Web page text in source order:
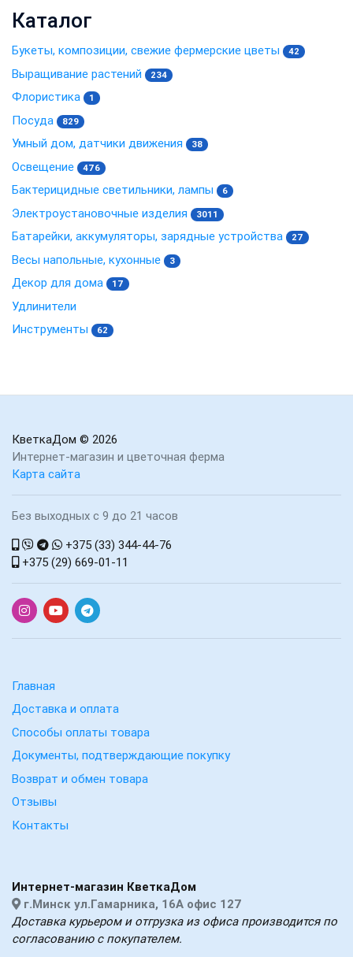
Каталог
Букеты, композиции, свежие фермерские цветы 42
Выращивание растений 234
Флористика 1
Посуда 829
Умный дом, датчики движения 38
Освещение 476
Бактерицидные светильники, лампы 6
Электроустановочные изделия 3011
Батарейки, аккумуляторы, зарядные устройства 27
Весы напольные, кухонные 3
Декор для дома 17
Удлинители
Инструменты
62
КветкаДом © 2026
Интернет-магазин и цветочная ферма
Карта сайта
Без выходных с 9 до 21 часов
+375 (33) 344-44-76
+375 (29) 669-01-11
Главная
Доставка и оплата
Способы оплаты товара
Документы, подтверждающие покупку
Возврат и обмен товара
Отзывы
Контакты
Интернет-магазин КветкаДом
г.Минск ул.Гамарника, 16А офис 127
Доставка курьером и отгрузка из офиса производится по
согласованию с покупателем.